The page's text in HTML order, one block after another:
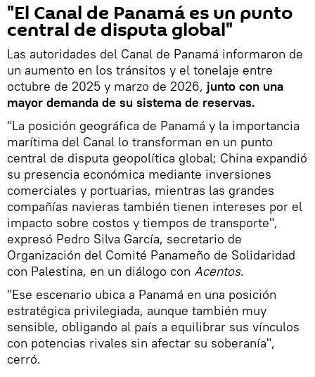
"El Canal de Panamá es un punto
central de disputa global"
Las autoridades del Canal de Panamá informaron de
un aumento en los tránsitos y el tonelaje entre
octubre de 2025 y marzo de 2026, junto con una
mayor demanda de su sistema de reservas.
"La posición geográfica de Panamá y la importancia
marítima del Canal lo transforman en un punto
central de disputa geopolítica global; China expandió
su presencia económica mediante inversiones
comerciales y portuarias, mientras las grandes
compañías navieras también tienen intereses por el
impacto sobre costos y tiempos de transporte",
expresó Pedro Silva García, secretario de
Organización del Comité Panameño de Solidaridad
con Palestina, en un diálogo con Acentos.
"Ese escenario ubica a Panamá en una posición
estratégica privilegiada, aunque también muy
sensible, obligando al país a equilibrar sus vínculos
con potencias rivales sin afectar su soberanía",
cerró.